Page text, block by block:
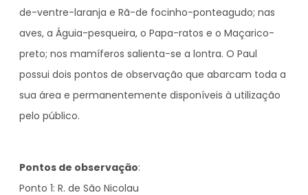
de-ventre-laranja e Rã-de focinho-ponteagudo; nas
aves, a Águia-pesqueira, o Papa-ratos e o Maçarico-
preto; nos mamíferos salienta-se a lontra. O Paul
possui dois pontos de observação que abarcam toda a
sua área e permanentemente disponíveis à utilização
pelo público.
Pontos de observação:
Ponto 1: R. de São Nicolau